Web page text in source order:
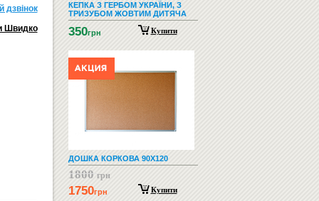
дзвiнок
Швидко
КЕПКА З ГЕРБОМ УКРАЇНИ, З
ТРИЗУБОМ ЖОВТИМ ДИТЯЧА
350грн Купити
ДОШКА КОРКОВА 90Х120
1800 грн
1750грн Купити